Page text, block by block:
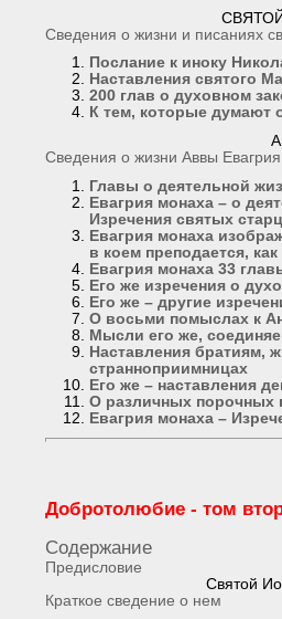
Сведения о жизни и писаниях
Послание к иноку
Наставления святого
200 глав о духовном
К тем, которые думают
Сведения о жизни Аввы Евагрия
Главы о деятельной
Евагрия монаха – о
Изречения святых
Евагрия монаха
в коем преподается,
Евагрия монаха 33
Его же изречения о
Его же – другие
О восьми помыслах к
Мысли его же,
Наставления братиям,
странноприимницах
Его же – наставления
О различных порочных
Евагрия монаха –
Добротолюбие - том
Содержание
Предисловие
Святой
Краткое сведение о нем